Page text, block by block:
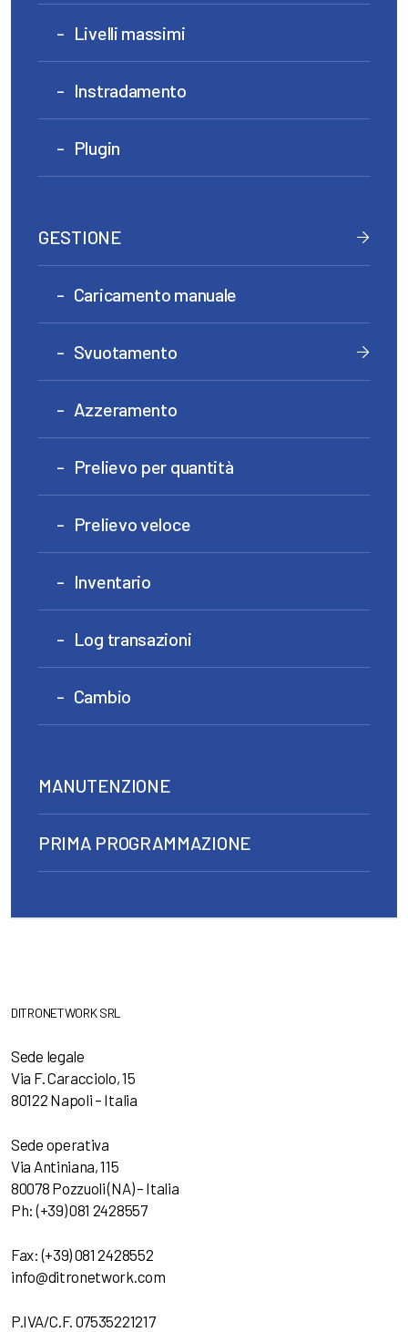
Livelli massimi
Instradamento
Plugin
GESTIONE
Caricamento manuale
Svuotamento
Azzeramento
Prelievo per quantità
Prelievo veloce
Inventario
Log transazioni
Cambio
MANUTENZIONE
PRIMA PROGRAMMAZIONE
DITRONETWORK SRL
Sede legale
Via F. Caracciolo, 15
80122 Napoli – Italia
Sede operativa
Via Antiniana, 115
80078 Pozzuoli (NA) – Italia
Ph: (+39) 081 2428557
Fax: (+39) 081 2428552
info@ditronetwork.com
P.IVA/C.F. 07535221217